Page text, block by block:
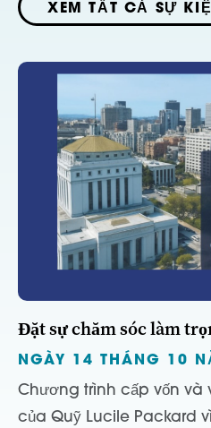
XEM TẤT CẢ SỰ
Đặt sự chăm sóc làm
NGÀY 14 THÁNG 10
Chương trình cấp vốn và
của Quỹ Lucile Packard